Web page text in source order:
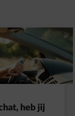
heb jij